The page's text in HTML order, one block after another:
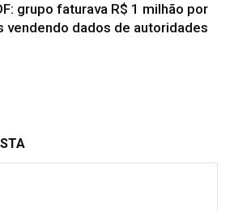
grupo faturava R$ 1 milhão por
vendendo dados de autoridades